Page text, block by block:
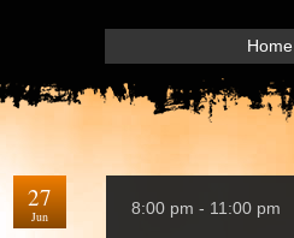
Home
27
Jun 8:00 pm - 11:00 pm